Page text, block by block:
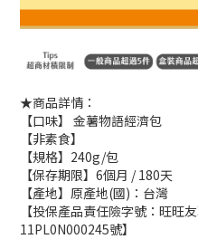
★商品詳情：
【口味】 金薯物語經濟包
【非素食】
【規格】240g/包
【保存期限】6個月 / 180天
【產地】原產地(國)：台灣
【投保產品責任險字號：旺旺
11PL0N000245號】